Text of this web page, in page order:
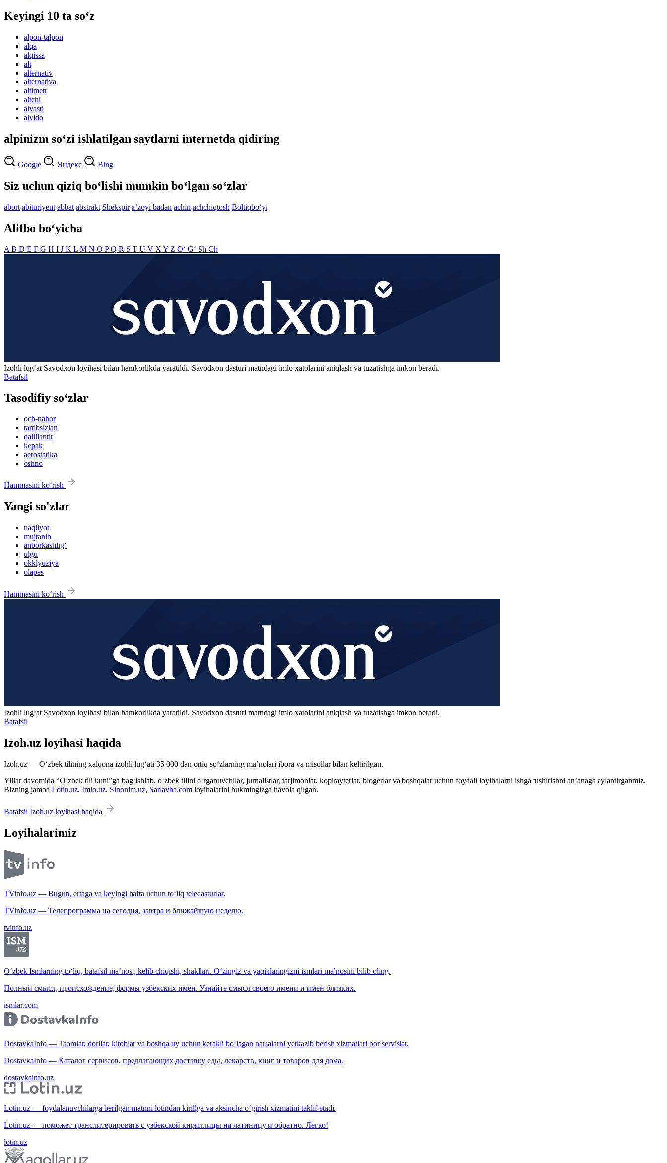
Keyingi 10 ta so‘z
alpon-talpon
alqa
alqissa
alt
alternativ
alternativa
altimetr
altchi
alvasti
alvido
alpinizm so‘zi ishlatilgan saytlarni internetda qidiring
Google Яндекс Bing
Siz uchun qiziq bo‘lishi mumkin bo‘lgan so‘zlar
abort abituriyent abbat abstrakt Shekspir aʼzoyi badan achin achchiqtosh Boltiqbo‘yi
Alifbo bo‘yicha
A B D E F G H I J K L M N O PQ R S T U V X Y Z O‘ G‘ Sh Ch
Izohli lugʻat Savodxon loyihasi bilan hamkorlikda yaratildi. Savodxon dasturi matndagi imlo xatolarini aniqlash va tuzatishga imkon beradi.
Batafsil
Tasodifiy so‘zlar
och-nahor
tartibsizlan
dalillantir
kepak
aerostatika
oshno
Hammasini ko‘rish
Yangi so'zlar
naqliyot
mujtanib
anborkashlig‘
ulgu
okklyuziya
olapes
Hammasini ko‘rish
Izohli lugʻat Savodxon loyihasi bilan hamkorlikda yaratildi. Savodxon dasturi matndagi imlo xatolarini aniqlash va tuzatishga imkon beradi.
Batafsil
Izoh.uz loyihasi haqida
Izoh.uz — O‘zbek tilining xalqona izohli lug‘ati 35 000 dan ortiq so‘zlarning ma’nolari ibora va misollar bilan keltirilgan.
Yillar davomida “O‘zbek tili kuni”ga bag‘ishlab, o‘zbek tilini o‘rganuvchilar, jurnalistlar, tarjimonlar, kopirayterlar, blogerlar va boshqalar uchun foydali loyihalarni ishga tushirishni an’anaga aylantirganmiz.
Bizning jamoa Lotin.uz, Imlo.uz, Sinonim.uz, Sarlavha.com loyihalarini hukmingizga havola qilgan.
Batafsil Izoh.uz loyihasi haqida
Loyihalarimiz
TVinfo.uz — Bugun, ertaga va keyingi hafta uchun to‘liq teledasturlar.
TVinfo.uz — Телепрограмма на сегодня, завтра и ближайшую неделю.
tvinfo.uz
O‘zbek Ismlarning to‘liq, batafsil ma’nosi, kelib chiqishi, shakllari. O‘zingiz va yaqinlaringizni ismlari ma’nosini bilib oling.
Полный смысл, происхождение, формы узбекских имён. Узнайте смысл своего имени и имён близких.
ismlar.com
DostavkaInfo — Taomlar, dorilar, kitoblar va boshqa uy uchun kerakli bo‘lagan narsalarni yetkazib berish xizmatlari bor servislar.
DostavkaInfo — Каталог сервисов, предлагающих доставку еды, лекарств, книг и товаров для дома.
dostavkainfo.uz
Lotin.uz — foydalanuvchilarga berilgan matnni lotindan kirillga va aksincha o‘girish xizmatini taklif etadi.
Lotin.uz — поможет транслитерировать с узбекской кириллицы на латиницу и обратно. Легко!
lotin.uz